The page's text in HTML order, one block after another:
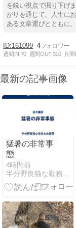
を鋭い視点で掘り下げ
がりを通じて、人生に
ある文章運びとともに
161099 4
週間IN:70 週間OUT:310 月間
最新の記事画像
猛暑の非常事
態
4時間前